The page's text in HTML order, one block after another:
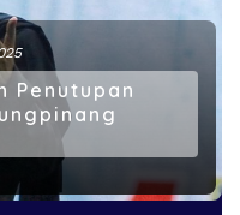
Penutupan